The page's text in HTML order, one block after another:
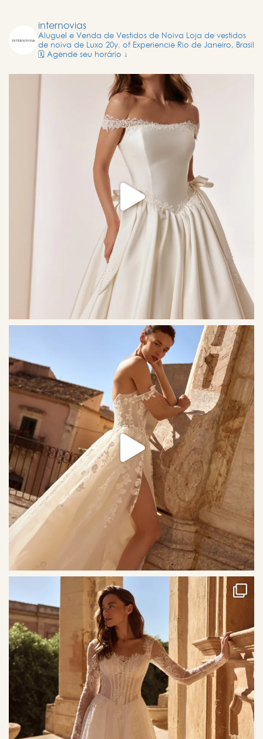
internovias
Aluguel e Venda de Vestidos de Noiva Loja de vestidos
de noiva de Luxo 20y. of Experiencie Rio de Janeiro, Brasil
🗓️ Agende seu horário ↓